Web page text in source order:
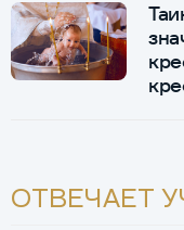
ОТВЕЧАЕТ